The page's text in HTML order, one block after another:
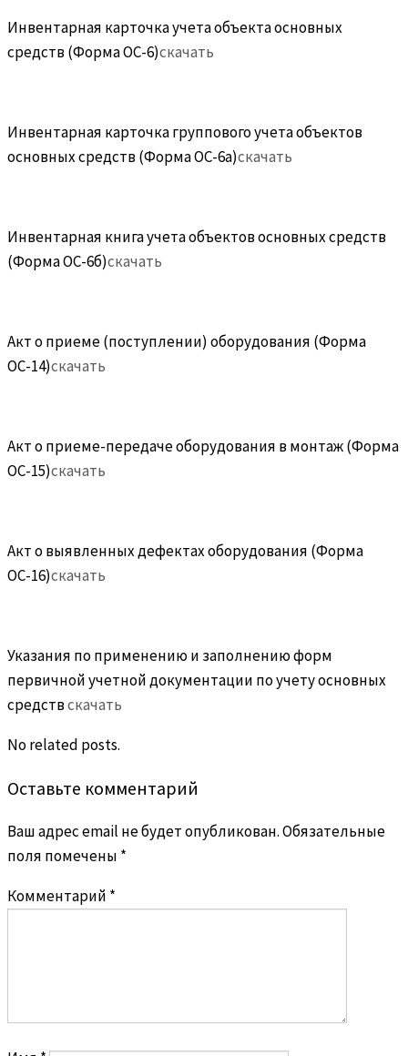
Инвентарная карточка учета объекта основных
средств (Форма ОС-6)скачать
Инвентарная карточка группового учета объектов
основных средств (Форма ОС-6а)скачать
Инвентарная книга учета объектов основных средств
(Форма ОС-6б)скачать
Акт о приеме (поступлении) оборудования (Форма
ОС-14)скачать
Акт о приеме-передаче оборудования в монтаж (Форма
ОС-15)скачать
Акт о выявленных дефектах оборудования (Форма
ОС-16)скачать
Указания по применению и заполнению форм
первичной учетной документации по учету основных
средствскачать
No related posts.
Оставьте комментарий
Ваш адрес email не будет опубликован.Обязательные
поля помечены *
Комментарий *